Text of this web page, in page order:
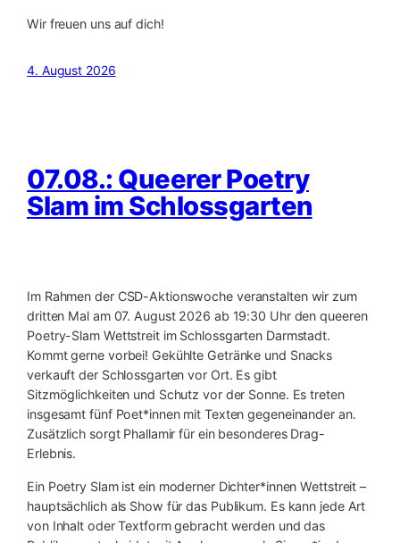
Wir freuen uns auf dich!
4. August 2026
07.08.: Queerer Poetry
Slam im Schlossgarten
Im Rahmen der CSD-Aktionswoche veranstalten wir zum
dritten Mal am 07. August 2026 ab 19:30 Uhr den queeren
Poetry-Slam Wettstreit im Schlossgarten Darmstadt.
Kommt gerne vorbei! Gekühlte Getränke und Snacks
verkauft der Schlossgarten vor Ort. Es gibt
Sitzmöglichkeiten und Schutz vor der Sonne. Es treten
insgesamt fünf Poet*innen mit Texten gegeneinander an.
Zusätzlich sorgt Phallamir für ein besonderes Drag-
Erlebnis.
Ein Poetry Slam ist ein moderner Dichter*innen Wettstreit –
hauptsächlich als Show für das Publikum. Es kann jede Art
von Inhalt oder Textform gebracht werden und das